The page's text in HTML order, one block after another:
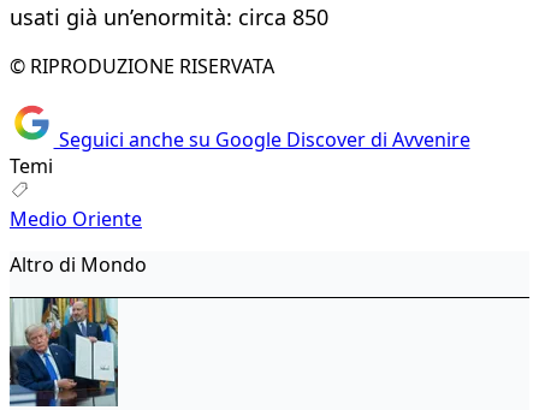
usati già un’enormità: circa 850
© RIPRODUZIONE RISERVATA
Seguici anche su Google Discover di Avvenire
Temi
Medio Oriente
Altro di Mondo